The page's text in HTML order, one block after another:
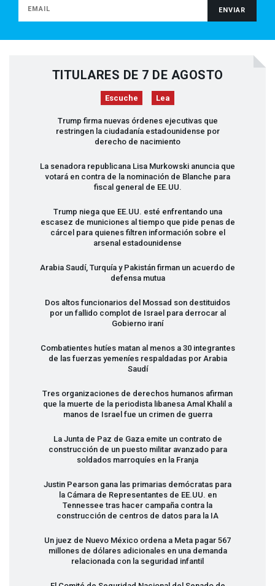
TITULARES DE 7 DE AGOSTO
Escuche Lea
Trump firma nuevas órdenes ejecutivas que
restringen la ciudadanía estadounidense por
derecho de nacimiento
La senadora republicana Lisa Murkowski anuncia que
votará en contra de la nominación de Blanche para
fiscal general de EE.UU.
Trump niega que EE.UU. esté enfrentando una
escasez de municiones al tiempo que pide penas de
cárcel para quienes filtren información sobre el
arsenal estadounidense
Arabia Saudí, Turquía y Pakistán firman un acuerdo de
defensa mutua
Dos altos funcionarios del Mossad son destituidos
por un fallido complot de Israel para derrocar al
Gobierno iraní
Combatientes hutíes matan al menos a 30 integrantes
de las fuerzas yemeníes respaldadas por Arabia
Saudí
Tres organizaciones de derechos humanos afirman
que la muerte de la periodista libanesa Amal Khalil a
manos de Israel fue un crimen de guerra
La Junta de Paz de Gaza emite un contrato de
construcción de un puesto militar avanzado para
soldados marroquíes en la Franja
Justin Pearson gana las primarias demócratas para
la Cámara de Representantes de EE.UU. en
Tennessee tras hacer campaña contra la
construcción de centros de datos para la IA
Un juez de Nuevo México ordena a Meta pagar 567
millones de dólares adicionales en una demanda
relacionada con la seguridad infantil